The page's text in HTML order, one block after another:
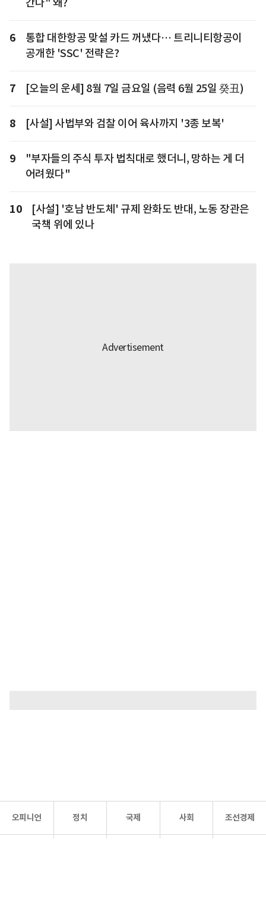
간다" 왜?
6
통합 대한항공 맞설 카드 꺼냈다… 트리니티항공이
공개한 'SSC' 전략은?
7 [오늘의 운세] 8월 7일 금요일 (음력 6월 25일 癸丑)
8 [사설] 사법부와 검찰 이어 육사까지 '3종 보복'
9
"부자들의 주식 투자 법칙대로 했더니, 망하는 게 더
어려웠다"
10
[사설] '호남 반도체' 규제 완화도 반대, 노동 장관은
국책 위에 있나
오피니언 정치 국제 사회 조선경제